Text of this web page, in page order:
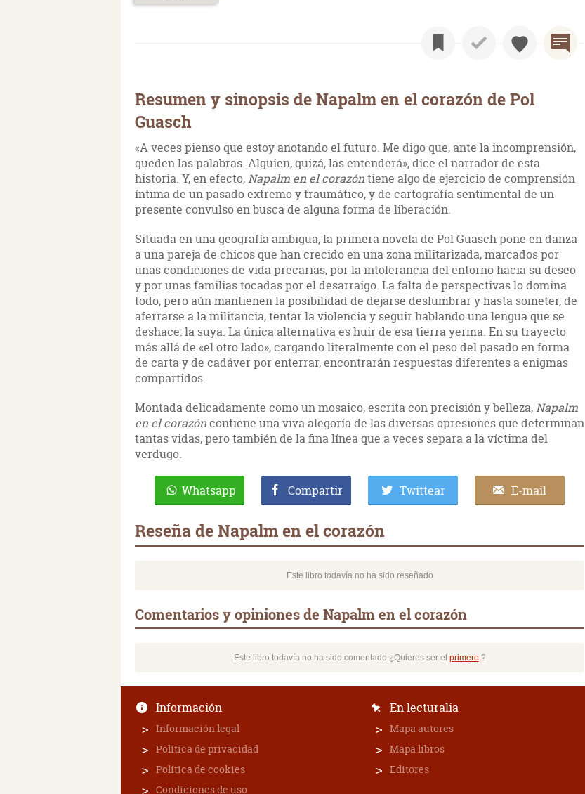
Resumen y sinopsis de Napalm en el corazón de Pol
Guasch
«A veces pienso que estoy anotando el futuro. Me digo que, ante la incomprensión,
queden las palabras. Alguien, quizá, las entenderá», dice el narrador de esta
historia. Y, en efecto,Napalm en el corazóntiene algo de ejercicio de comprensión
íntima de un pasado extremo y traumático, y de cartografía sentimental de un
presente convulso en busca de alguna forma de liberación.
Situada en una geografía ambigua, la primera novela de Pol Guasch pone en danza
a una pareja de chicos que han crecido en una zona militarizada, marcados por
unas condiciones de vida precarias, por la intolerancia del entorno hacia su deseo
y por unas familias tocadas por el desarraigo. La falta de perspectivas lo domina
todo, pero aún mantienen la posibilidad de dejarse deslumbrar y hasta someter, de
aferrarse a la militancia, tentar la violencia y seguir hablando una lengua que se
deshace: la suya. La única alternativa es huir de esa tierra yerma. En su trayecto
más allá de «el otro lado», cargando literalmente con el peso del pasado en forma
de carta y de cadáver por enterrar, encontrarán respuestas diferentes a enigmas
compartidos.
Montada delicadamente como un mosaico, escrita con precisión y belleza,Napalm
en el corazóncontiene una viva alegoría de las diversas opresiones que determinan
tantas vidas, pero también de la fina línea que a veces separa a la víctima del
verdugo.
Whatsapp Compartir Twittear E-mail
Reseña de Napalm en el corazón
Este libro todavía no ha sido reseñado
Comentarios y opiniones de Napalm en el corazón
Este libro todavía no ha sido comentado ¿Quieres ser el primero?
Información
Información legal
Política de privacidad
Política de cookies
Condiciones de uso
En lecturalia
Mapa autores
Mapa libros
Editores